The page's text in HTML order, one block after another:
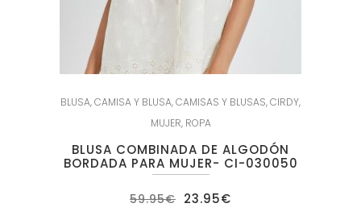
BLUSA,CAMISA Y BLUSA,CAMISAS Y BLUSAS,CIRDY,
MUJER, ROPA
BLUSA COMBINADA DE ALGODÓN
BORDADA PARA MUJER- CI-030050
59.95€ El
precio
23.95€